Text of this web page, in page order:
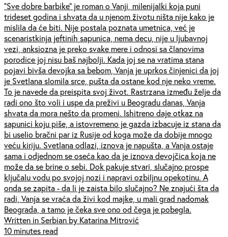
“Sve dobre barbike” je roman o Vanji, milenijalki koja puni
trideset godina i shvata da u njenom životu ništa nije kako je
mislila da će biti. Nije postala poznata umetnica, već je
scenaristkinja jeftinih sapunica, nema decu, nije u ljubavnoj
vezi, anksiozna je preko svake mere i odnosi sa članovima
porodice joj nisu baš najbolji. Kada joj se na vratima stana
pojavi bivša devojka sa bebom, Vanja je uprkos činjenici da joj
je Svetlana slomila srce, pušta da ostane kod nje neko vreme.
To je navede da preispita svoj život. Rastrzana između želje da
radi ono što voli i uspe da preživi u Beogradu danas, Vanja
shvata da mora nešto da promeni. Ishitreno daje otkaz na
sapunici koju piše, a istovremeno je gazda izbacuje iz stana da
bi uselio bračni par iz Rusije od koga može da dobije mnogo
veću kiriju. Svetlana odlazi, iznova je napušta, a Vanja ostaje
sama i odjednom se oseća kao da je iznova devojčica koja ne
može da se brine o sebi. Dok pakuje stvari, slučajno prospe
ključalu vodu po svojoj nozi i napravi ozbiljnu opekotinu. A
onda se zapita - da li je zaista bilo slučajno? Ne znajući šta da
radi, Vanja se vraća da živi kod majke, u mali grad nadomak
Beograda, a tamo je čeka sve ono od čega je pobegla.
Written in Serbian by Katarina Mitrović
10 minutes read